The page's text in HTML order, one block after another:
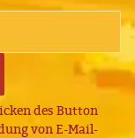
des Button
von E-Mail-